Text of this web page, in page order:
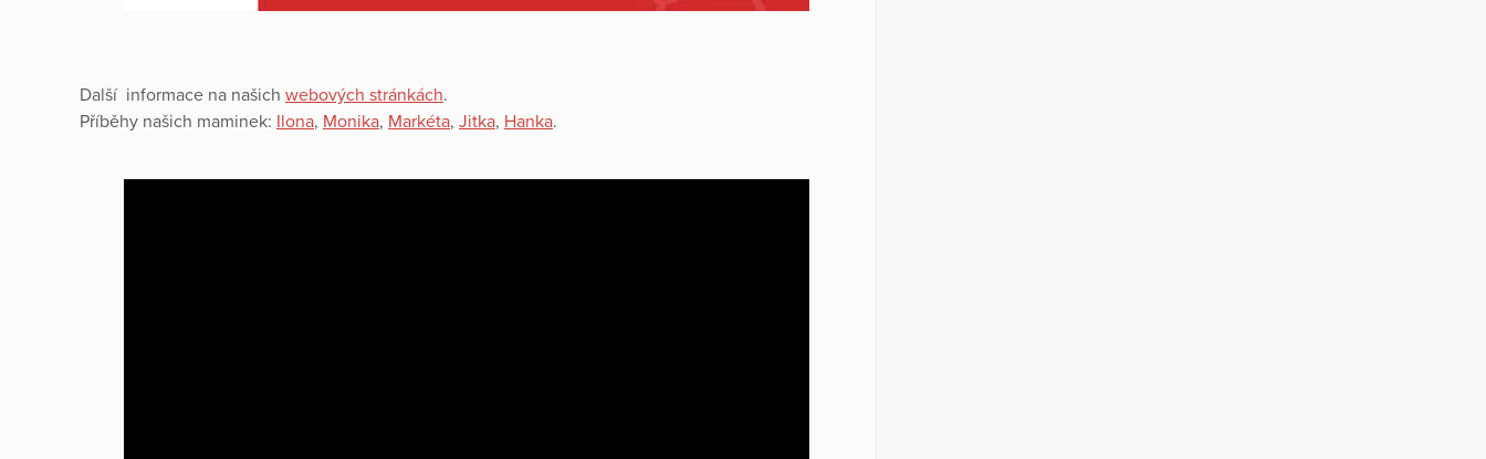
Další informace na našich webových stránkách.
Příběhy našich maminek: Ilona, Monika, Markéta, Jitka, Hanka.